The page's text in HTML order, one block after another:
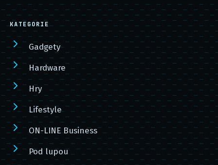
KATEGORIE
Gadgety
Hardware
Hry
Lifestyle
ON-LINE Business
Pod lupou